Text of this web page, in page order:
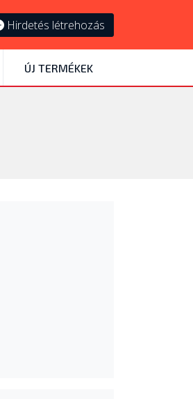
Hirdetés létrehozás
ÚJ TERMÉKEK